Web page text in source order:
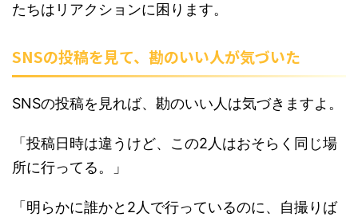
たちはリアクションに困ります。
SNSの投稿を見て、勘のいい人が気づいた
SNSの投稿を見れば、勘のいい人は気づきますよ。
「投稿日時は違うけど、この2人はおそらく同じ場
所に行ってる。」
「明らかに誰かと2人で行っているのに、自撮りば